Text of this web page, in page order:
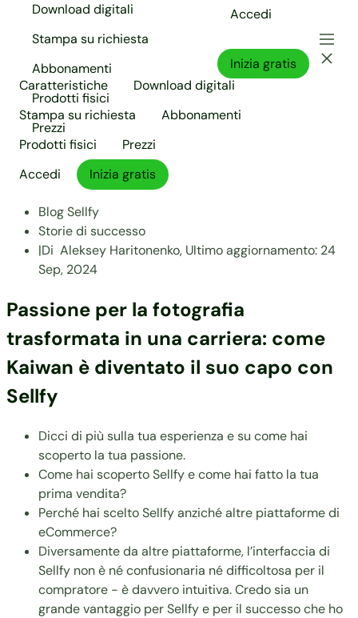
Download digitali
Stampa su richiesta
Abbonamenti
Prodotti fisici
Prezzi
Accedi
Inizia gratis
Caratteristiche
Download digitali
Stampa su richiesta
Abbonamenti
Prodotti fisici
Prezzi
Accedi
Inizia gratis
Blog Sellfy
Storie di successo
|Di Aleksey Haritonenko, Ultimo aggiornamento: 24
Sep, 2024
Passione per la fotografia
trasformata in una carriera: come
Kaiwan è diventato il suo capo con
Sellfy
Dicci di più sulla tua esperienza e su come hai
scoperto la tua passione.
Come hai scoperto Sellfy e come hai fatto la tua
prima vendita?
Perché hai scelto Sellfy anziché altre piattaforme di
eCommerce?
Diversamente da altre piattaforme, l’interfaccia di
Sellfy non è né confusionaria né difficoltosa per il
compratore - è davvero intuitiva. Credo sia un
grande vantaggio per Sellfy e per il successo che ho